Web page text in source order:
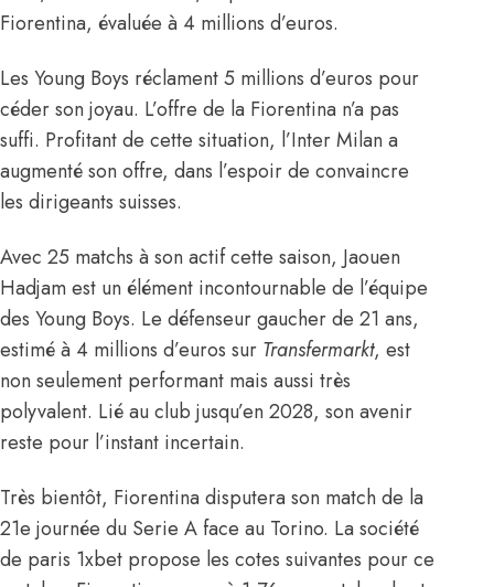
Fiorentina, évaluée à 4 millions d’euros.
Les Young Boys réclament 5 millions d’euros pour
céder son joyau. L’offre de la Fiorentina n’a pas
suffi. Profitant de cette situation, l’Inter Milan a
augmenté son offre, dans l’espoir de convaincre
les dirigeants suisses.
Avec 25 matchs à son actif cette saison, Jaouen
Hadjam est un élément incontournable de l’équipe
des Young Boys. Le défenseur gaucher de 21 ans,
estimé à 4 millions d’euros sur Transfermarkt, est
non seulement performant mais aussi très
polyvalent. Lié au club jusqu’en 2028, son avenir
reste pour l’instant incertain.
Très bientôt, Fiorentina disputera son match de la
21e journée du Serie A face au Torino. La société
de paris 1xbet propose les cotes suivantes pour ce